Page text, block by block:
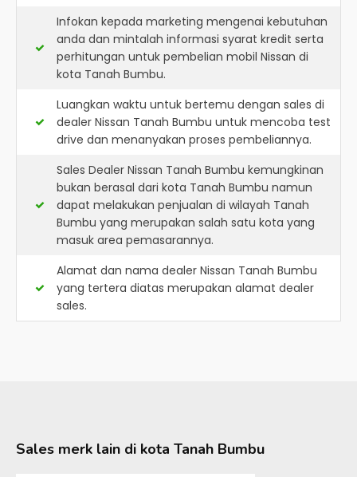
Infokan kepada marketing mengenai kebutuhan
anda dan mintalah informasi syarat kredit serta
perhitungan untuk pembelian mobil Nissan di
kota Tanah Bumbu.
Luangkan waktu untuk bertemu dengan sales di
dealer Nissan Tanah Bumbu untuk mencoba test
drive dan menanyakan proses pembeliannya.
Sales Dealer Nissan Tanah Bumbu kemungkinan
bukan berasal dari kota Tanah Bumbu namun
dapat melakukan penjualan di wilayah Tanah
Bumbu yang merupakan salah satu kota yang
masuk area pemasarannya.
Alamat dan nama dealer Nissan Tanah Bumbu
yang tertera diatas merupakan alamat dealer
sales.
Sales merk lain di kota Tanah Bumbu